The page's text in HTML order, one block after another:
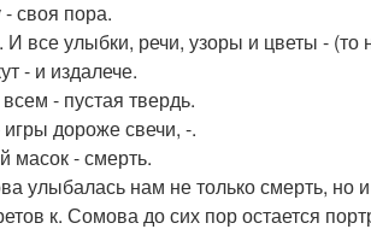
своя пора.
И все улыбки, речи, узоры и цветы - (то
- и издалече.
- пустая твердь.
дороже свечи, -.
масок - смерть.
улыбалась нам не только смерть, но
к. Сомова до сих пор остается